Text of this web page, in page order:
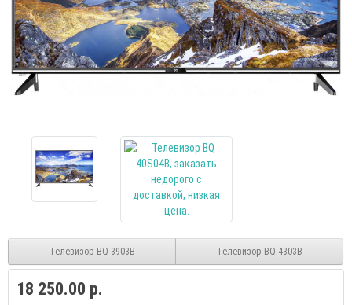
Телевизор BQ 3903B Телевизор BQ 4303B
18 250.00 р.